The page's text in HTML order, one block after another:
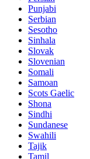
Punjabi
Serbian
Sesotho
Sinhala
Slovak
Slovenian
Somali
Samoan
Scots Gaelic
Shona
Sindhi
Sundanese
Swahili
Tajik
Tamil